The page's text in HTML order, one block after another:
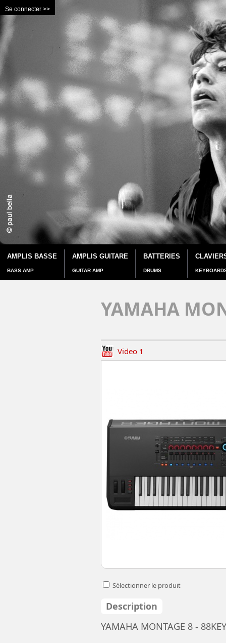
Se connecter >>
AMPLIS BASSE
BASS AMP
AMPLIS GUITARE
GUITAR AMP
BATTERIES
DRUMS
YAMAHA
Video 1
Sélectionner le produit
Description
YAMAHA MONTAGE 8 -